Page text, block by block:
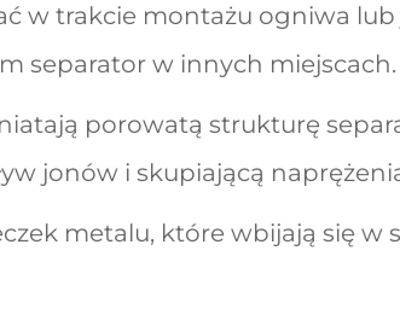
w trakcie montażu ogniwa
separator w innych miejscach.
porowatą strukturę
jonów i skupiającą
metalu, które wbijają się w